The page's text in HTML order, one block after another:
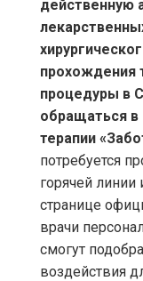
действенную
прохождения
процедуры в
обращаться в
терапии
потребуется
горячей линии
странице
врачи
смогут
воздействия